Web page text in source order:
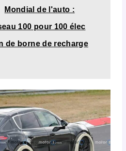
Mondial de l'auto :
100 pour 100 élec
de borne de recharge